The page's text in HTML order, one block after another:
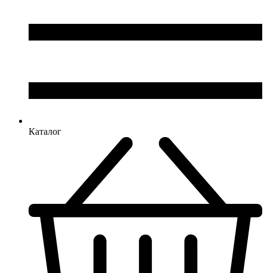
Каталог